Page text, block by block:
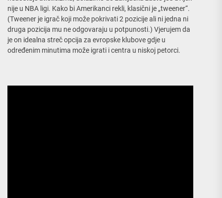
nije u NBA ligi. Kako bi Amerikanci rekli, klasični je „tweener“.
(Tweener je igrač koji može pokrivati 2 pozicije ali ni jedna ni
druga pozicija mu ne odgovaraju u potpunosti.) Vjerujem da
je on idealna streč opcija za evropske klubove gdje u
određenim minutima može igrati i centra u niskoj petorci.